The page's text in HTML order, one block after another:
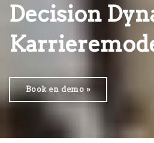
Decision
Book en demo »